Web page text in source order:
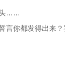
头……
你都发得出来？